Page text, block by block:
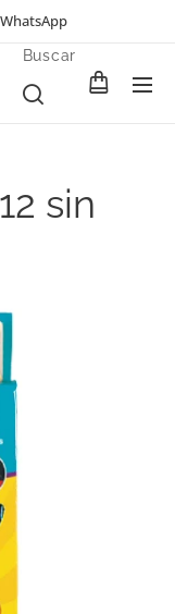
Buscar
sin